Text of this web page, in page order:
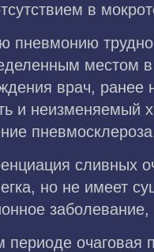
в
пневмонию
местом
врач, ранее
и неизменяемый
сливных
но не имеет
периоде очаговая